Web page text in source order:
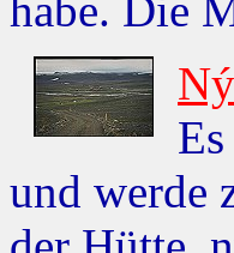
und werde